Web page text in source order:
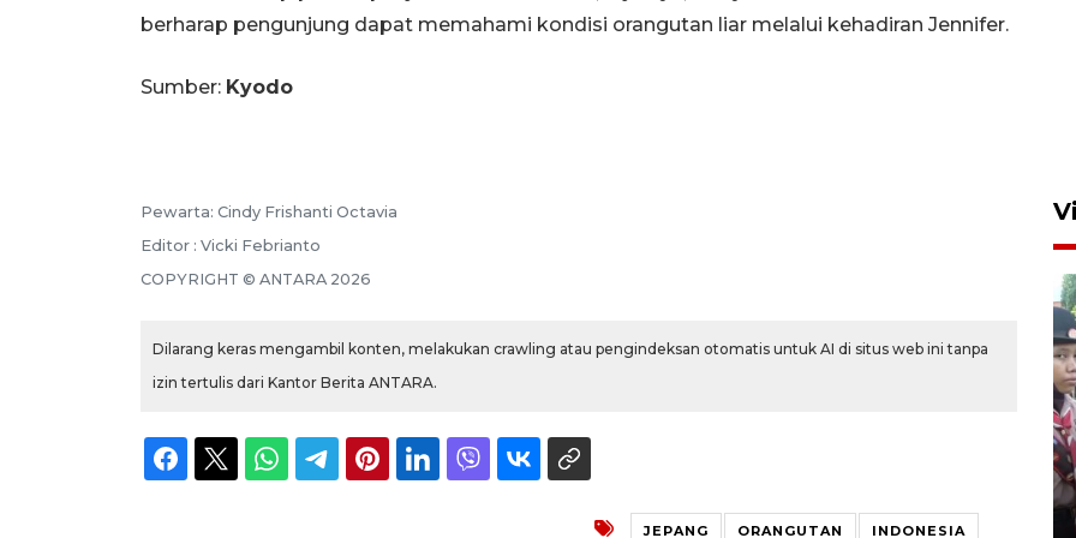
berharap pengunjung dapat memahami kondisi orangutan liar melalui kehadiran Jennifer.
Sumber: Kyodo
Pewarta: Cindy Frishanti Octavia
Editor : Vicki Febrianto
COPYRIGHT © ANTARA 2026
Dilarang keras mengambil konten, melakukan crawling atau pengindeksan otomatis untuk AI di situs web ini tanpa
izin tertulis dari Kantor Berita ANTARA.
JEPANG ORANGUTAN INDONESIA
5 Agustus 2026 19:09